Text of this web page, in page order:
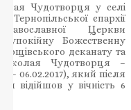
Чудотворця у селі
Тернопільської єпархії
Церкви
Божественну
деканату та
Миколая Чудотворця –
– 06.02.2017), який після
відійшов у вічність 6